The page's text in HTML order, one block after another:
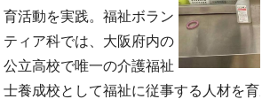
育活動を実践。福祉ボラン
ティア科では、大阪府内の
公立高校で唯一の介護福祉
士養成校として福祉に従事する人材を育